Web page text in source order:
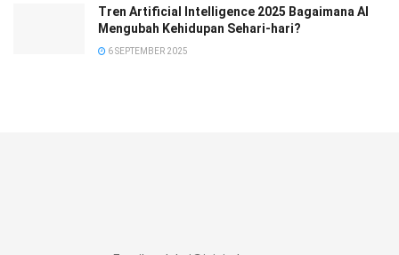
Tren Artificial Intelligence 2025 Bagaimana AI
Mengubah Kehidupan Sehari-hari?
6 SEPTEMBER 2025